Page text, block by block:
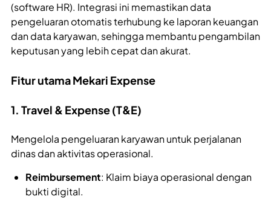
(software HR). Integrasi ini memastikan data
pengeluaran otomatis terhubung ke laporan keuangan
dan data karyawan, sehingga membantu pengambilan
keputusan yang lebih cepat dan akurat.
Fitur utama Mekari Expense
1. Travel & Expense (T&E)
Mengelola pengeluaran karyawan untuk perjalanan
dinas dan aktivitas operasional.
Reimbursement: Klaim biaya operasional dengan
bukti digital.